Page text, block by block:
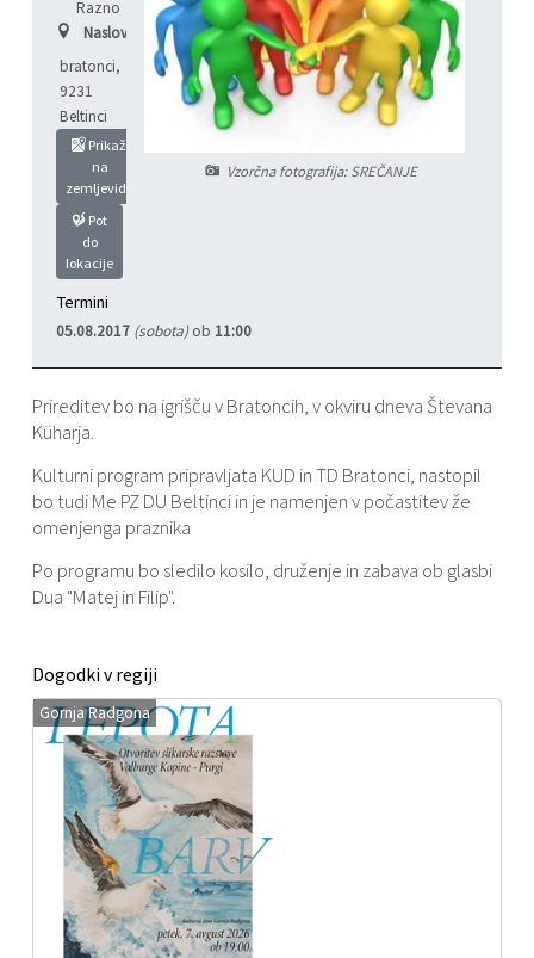
Vzorčna fotografija: SREČANJE
Razno
Naslov:
bratonci,
9231
Beltinci
Prikaži
na
zemljevidu
Pot
do
lokacije
Termini
05.08.2017 (sobota)ob 11:00
Prireditev bo na igrišču v Bratoncih, v okviru dneva Števana
Küharja.
Kulturni program pripravljata KUD in TD Bratonci, nastopil
bo tudi Me PZ DU Beltinci in je namenjen v počastitev že
omenjenga praznika
Po programu bo sledilo kosilo, druženje in zabava ob glasbi
Dua "Matej in Filip".
Dogodki v regiji
Gornja Radgona
Varstvo osebnih podatkov
Informacije javnega značaja
Občinski časopis "Mali Rijtar"
Občinski predpisi
Galerija slik
Prostorski akti
Projekti občine
Druge koristne povezave